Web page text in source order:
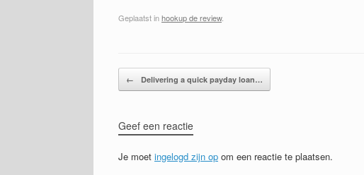
Geplaatst inhookup de review.
Bericht navigatie
← Delivering a quick payday loan…
Geef een reactie
Je moet ingelogd zijn op om een reactie te plaatsen.